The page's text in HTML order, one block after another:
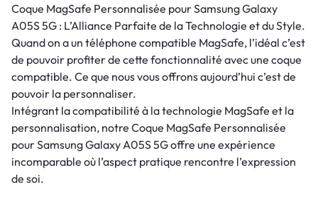
Coque MagSafe Personnalisée pour Samsung Galaxy
A05S 5G : L’Alliance Parfaite de la Technologie et du Style.
Quand on a un téléphone compatible MagSafe, l’idéal c’est
de pouvoir profiter de cette fonctionnalité avec une coque
compatible. Ce que nous vous offrons aujourd’hui c’est de
pouvoir la personnaliser.
Intégrant la compatibilité à la technologie MagSafe et la
personnalisation, notre Coque MagSafe Personnalisée
pour Samsung Galaxy A05S 5G offre une expérience
incomparable où l’aspect pratique rencontre l’expression
de soi.